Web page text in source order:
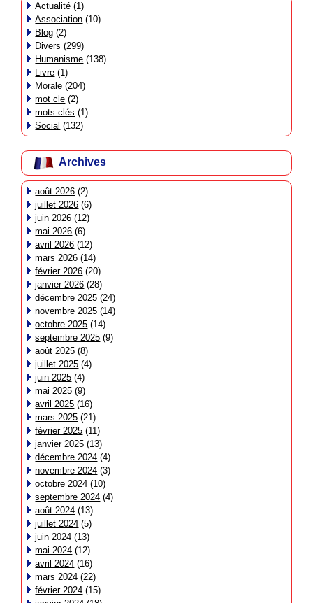
Actualité (1)
Association (10)
Blog (2)
Divers (299)
Humanisme (138)
Livre (1)
Morale (204)
mot cle (2)
mots-clés (1)
Social (132)
Archives
août 2026 (2)
juillet 2026 (6)
juin 2026 (12)
mai 2026 (6)
avril 2026 (12)
mars 2026 (14)
février 2026 (20)
janvier 2026 (28)
décembre 2025 (24)
novembre 2025 (14)
octobre 2025 (14)
septembre 2025 (9)
août 2025 (8)
juillet 2025 (4)
juin 2025 (4)
mai 2025 (9)
avril 2025 (16)
mars 2025 (21)
février 2025 (11)
janvier 2025 (13)
décembre 2024 (4)
novembre 2024 (3)
octobre 2024 (10)
septembre 2024 (4)
août 2024 (13)
juillet 2024 (5)
juin 2024 (13)
mai 2024 (12)
avril 2024 (16)
mars 2024 (22)
février 2024 (15)